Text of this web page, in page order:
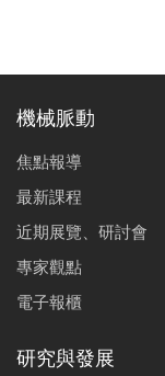
機械脈動
焦點報導
最新課程
近期展覽、研討會
專家觀點
電子報櫃
研究與發展